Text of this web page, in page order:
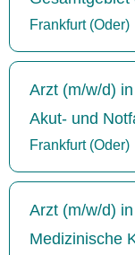
Frankfurt (Oder)
Arzt (m/w/d)
Akut- und
Frankfurt (Oder)
Arzt (m/w/d)
Medizinische